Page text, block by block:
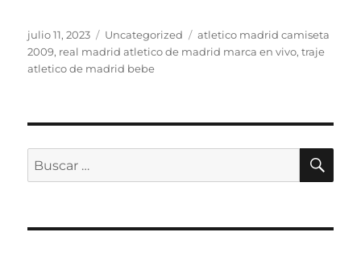
Publicado
el
julio 11, 2023 Categorías
Uncategorized Etiquetas
atletico madrid camiseta
2009, real madrid atletico de madrid marca en vivo,traje
atletico de madrid bebe
Buscar
por: